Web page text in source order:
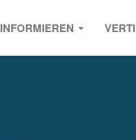
INFORMIEREN